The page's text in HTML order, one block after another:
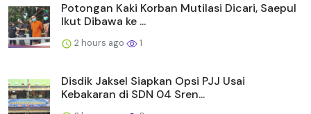
Potongan Kaki Korban Mutilasi Dicari, Saepul
Ikut Dibawa ke ...
2 hours ago 1
Disdik Jaksel Siapkan Opsi PJJ Usai
Kebakaran di SDN 04 Sren...